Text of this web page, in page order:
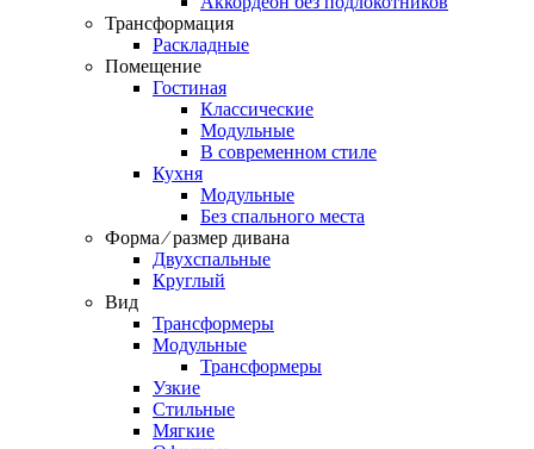
Трансформация
Раскладные
Помещение
Гостиная
Классические
Модульные
В современном стиле
Кухня
Модульные
Без спального места
Форма ⁄ размер дивана
Двухспальные
Круглый
Вид
Трансформеры
Модульные
Трансформеры
Узкие
Стильные
Мягкие